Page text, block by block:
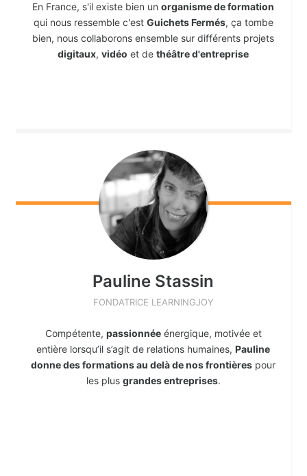
En France, s'il existe bien unorganisme de formation
qui nous ressemble c'est Guichets Fermés, ça tombe
bien, nous collaborons ensemble sur différents projets
digitaux,vidéo et dethéâtre d'entreprise
Pauline Stassin
FONDATRICE LEARNINGJOY
Compétente, passionnéeénergique, motivée et
entière lorsqu’il s’agit de relations humaines,Pauline
donne des formations au delà de nos frontières pour
les plus grandes entreprises.